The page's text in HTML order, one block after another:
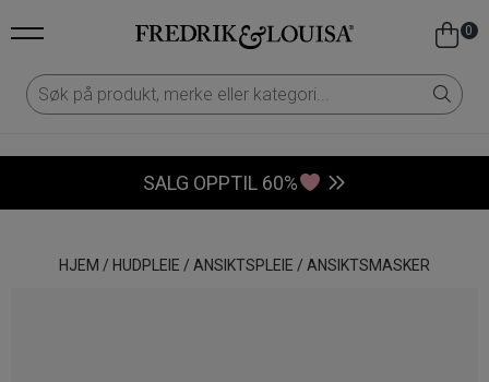
0
SALG OPPTIL 60%
HJEM / HUDPLEIE / ANSIKTSPLEIE / ANSIKTSMASKER